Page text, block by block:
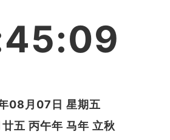
08月07日 星期五
五 丙午年 马年 立秋